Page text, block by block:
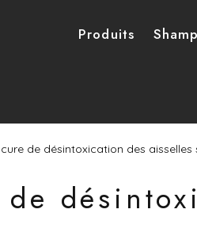
Produits
de désintoxication des aisselles
de